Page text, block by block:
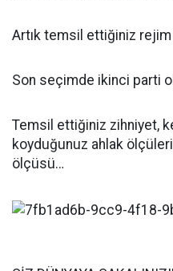
Artık temsil ettiğiniz
Son seçimde ikinci parti
Temsil ettiğiniz zihniyet,
koyduğunuz ahlak
ölçüsü…